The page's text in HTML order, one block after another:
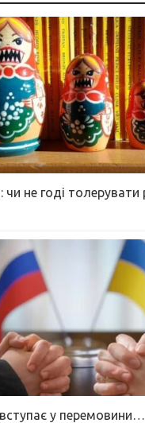
не годі толерувати
у